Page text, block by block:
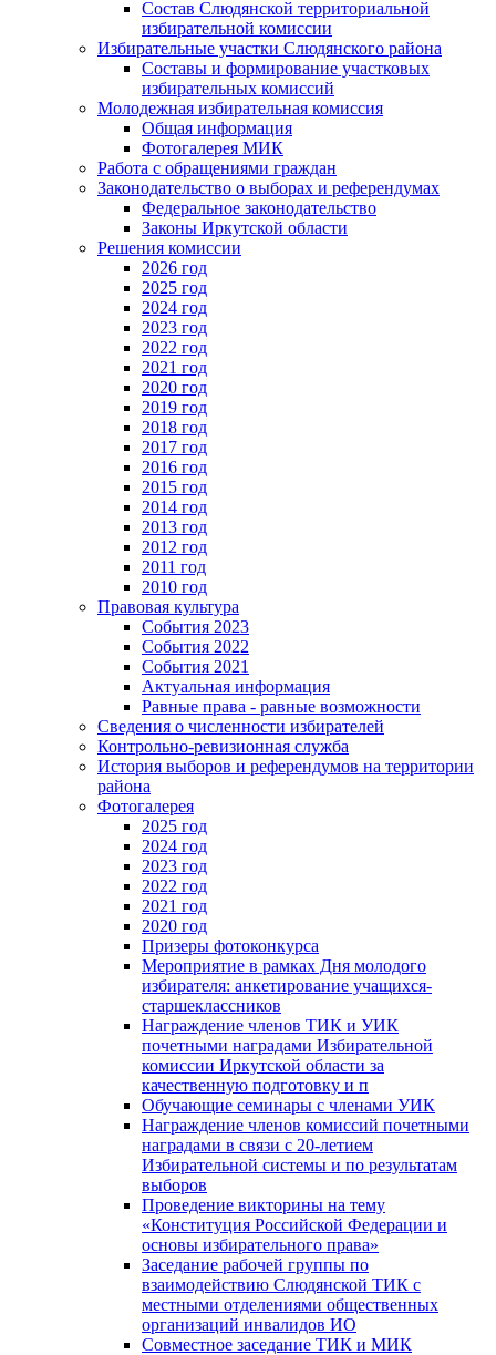
Состав Слюдянской территориальной
избирательной комиссии
Избирательные участки Слюдянского района
Составы и формирование участковых
избирательных комиссий
Молодежная избирательная комиссия
Общая информация
Фотогалерея МИК
Работа с обращениями граждан
Законодательство о выборах и референдумах
Федеральное законодательство
Законы Иркутской области
Решения комиссии
2026 год
2025 год
2024 год
2023 год
2022 год
2021 год
2020 год
2019 год
2018 год
2017 год
2016 год
2015 год
2014 год
2013 год
2012 год
2011 год
2010 год
Правовая культура
События 2023
События 2022
События 2021
Актуальная информация
Равные права - равные возможности
Сведения о численности избирателей
Контрольно-ревизионная служба
История выборов и референдумов на территории
района
Фотогалерея
2025 год
2024 год
2023 год
2022 год
2021 год
2020 год
Призеры фотоконкурса
Мероприятие в рамках Дня молодого
избирателя: анкетирование учащихся-
старшеклассников
Награждение членов ТИК и УИК
почетными наградами Избирательной
комиссии Иркутской области за
качественную подготовку и п
Обучающие семинары с членами УИК
Награждение членов комиссий почетными
наградами в связи с 20-летием
Избирательной системы и по результатам
выборов
Проведение викторины на тему
«Конституция Российской Федерации и
основы избирательного права»
Заседание рабочей группы по
взаимодействию Слюдянской ТИК с
местными отделениями общественных
организаций инвалидов ИО
Совместное заседание ТИК и МИК